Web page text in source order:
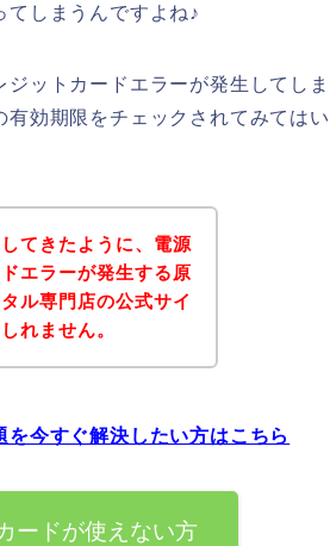
てしまうんですよね♪
ットカードエラーが発生してしま
効期限をチェックされてみてはい
てきたように、電源
エラーが発生する原
ル専門店の公式サイ
れません。
今すぐ解決したい方はこちら
ードが使えない方